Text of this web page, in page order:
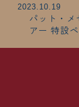
2023.10.19
パット・
アー 特設